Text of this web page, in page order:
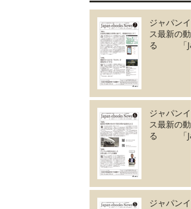
ジャパンイ
ス最新の動
る 「Japan
ジャパンイ
ス最新の動
る 「Japan
ジャパンイ